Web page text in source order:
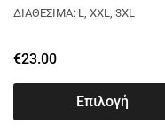
ΓΚΡΙ 2581080
ΔΙΑΘΕΣΙΜΑ: L, XXL, 3XL
€23.00
Επιλογή